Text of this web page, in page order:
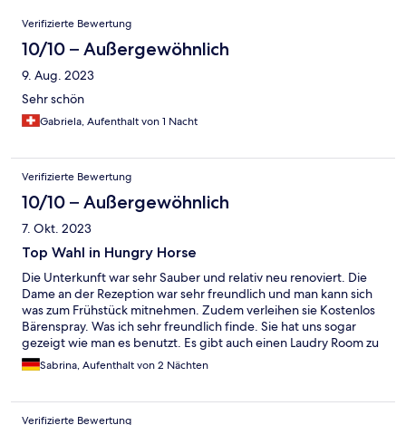
Bewertungen
Verifizierte Bewertung
10/10 – Außergewöhnlich
9. Aug. 2023
Sehr schön
Gabriela, Aufenthalt von 1 Nacht
Verifizierte Bewertung
10/10 – Außergewöhnlich
7. Okt. 2023
Top Wahl in Hungry Horse
Die Unterkunft war sehr Sauber und relativ neu renoviert. Die
Dame an der Rezeption war sehr freundlich und man kann sich
was zum Frühstück mitnehmen. Zudem verleihen sie Kostenlos
Bärenspray. Was ich sehr freundlich finde. Sie hat uns sogar
gezeigt wie man es benutzt. Es gibt auch einen Laudry Room zu
fairen Preisen und einen Getränkeautomat. Gute Entscheidung
dieses Motel zu buchen.
Sabrina, Aufenthalt von 2 Nächten
Verifizierte Bewertung